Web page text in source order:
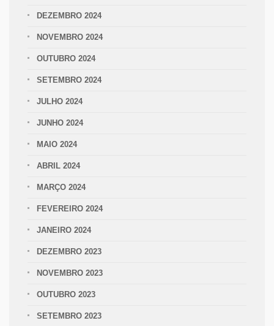
DEZEMBRO 2024
NOVEMBRO 2024
OUTUBRO 2024
SETEMBRO 2024
JULHO 2024
JUNHO 2024
MAIO 2024
ABRIL 2024
MARÇO 2024
FEVEREIRO 2024
JANEIRO 2024
DEZEMBRO 2023
NOVEMBRO 2023
OUTUBRO 2023
SETEMBRO 2023